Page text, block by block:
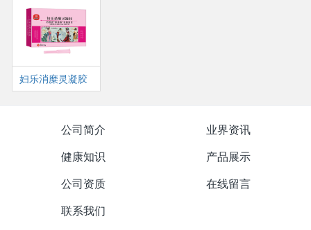
妇乐消糜灵凝胶
公司简介
业界资讯
健康知识
产品展示
公司资质
在线留言
联系我们